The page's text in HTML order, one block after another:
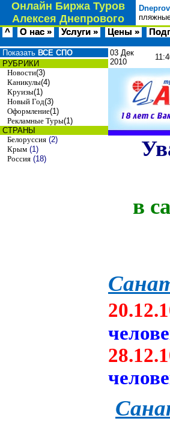
Онлайн Биржа Туров
Алексея Днепрового
^ О нас » Услуги » Цены »
Показать ВСЕ СПО
РУБРИКИ
Новости(3)
Каникулы(4)
Круизы(1)
Новый Год(3)
Оформление(1)
Рекламные Туры(1)
СТРАНЫ
Белоруссия (2)
Крым (1)
Россия (18)
03 Дек
2010
в